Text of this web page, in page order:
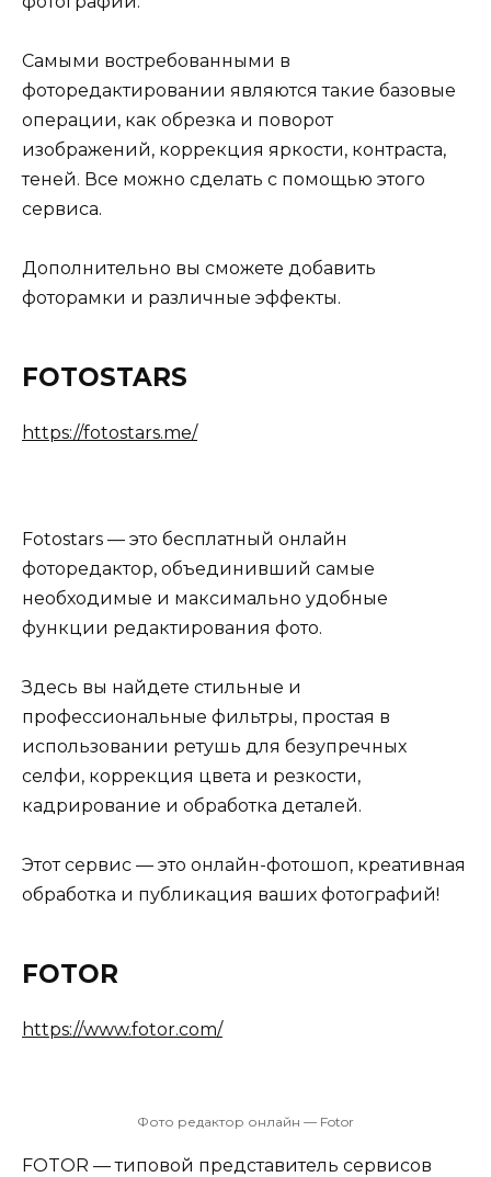
Самыми востребованными в
фоторедактировании являются такие базовые
операции, как обрезка и поворот
изображений, коррекция яркости, контраста,
теней. Все можно сделать с помощью этого
сервиса.
Дополнительно вы сможете добавить
фоторамки и различные эффекты.
FOTOSTARS
https://fotostars.me/
Fotostars — это бесплатный онлайн
фоторедактор, объединивший самые
необходимые и максимально удобные
функции редактирования фото.
Здесь вы найдете стильные и
профессиональные фильтры, простая в
использовании ретушь для безупречных
селфи, коррекция цвета и резкости,
кадрирование и обработка деталей.
Этот сервис — это онлайн-фотошоп, креативная
обработка и публикация ваших фотографий!
FOTOR
https://www.fotor.com/
Фото редактор онлайн — Fotor
FOTOR — типовой представитель сервисов